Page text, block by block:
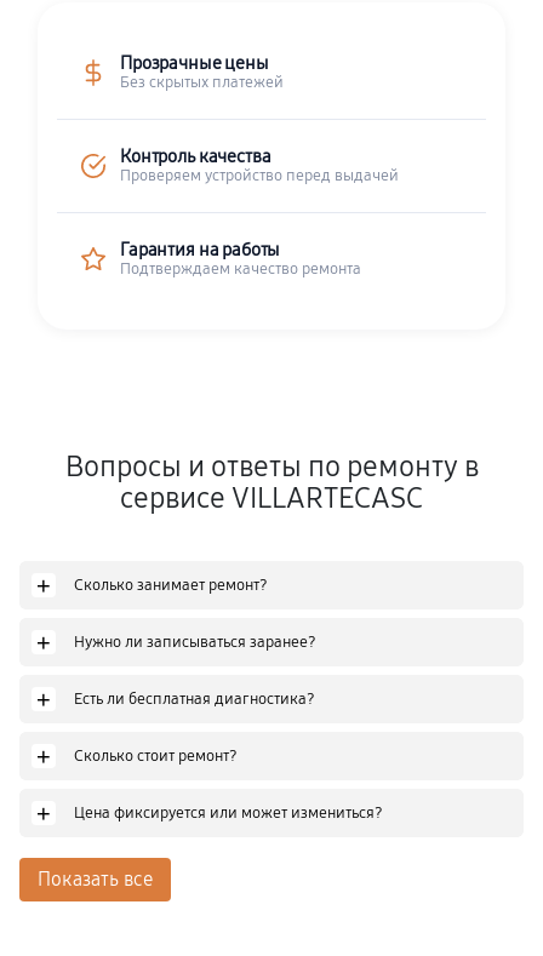
Прозрачные цены
Без скрытых платежей
Контроль качества
Проверяем устройство перед выдачей
Гарантия на работы
Подтверждаем качество ремонта
Вопросы и ответы по ремонту в
сервисе VILLARTECASC
+ Сколько занимает ремонт?
+ Нужно ли записываться заранее?
+ Есть ли бесплатная диагностика?
+ Сколько стоит ремонт?
+ Цена фиксируется или может измениться?
Показать все